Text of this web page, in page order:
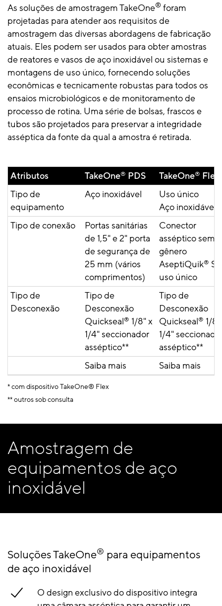
As soluções de amostragem TakeOne® foram
projetadas para atender aos requisitos de
amostragem das diversas abordagens de fabricação
atuais. Eles podem ser usados para obter amostras
de reatores e vasos de aço inoxidável ou sistemas e
montagens de uso único, fornecendo soluções
econômicas e tecnicamente robustas para todos os
ensaios microbiológicos e de monitoramento de
processo de rotina. Uma série de bolsas, frascos e
tubos são projetados para preservar a integridade
asséptica da fonte da qual a amostra é retirada.
Atributos TakeOne® PDS TakeOne® Flex
Tipo de
equipamento
Aço inoxidável
Uso único
Aço inoxidável*
Tipo de conexão
Portas sanitárias
de 1,5" e 2" porta
de segurança de
25 mm (vários
comprimentos)
Conector
asséptico sem
gênero
AseptiQuik® S
uso único
Tipo de
Desconexão
Tipo de
Desconexão
Quickseal® 1/8" x
1/4" seccionador
asséptico**
Tipo de
Desconexão
Quickseal® 1/
1/4"
asséptico**
Saiba mais
Saiba mais
* com dispositivo TakeOne® Flex
** outros sob consulta
Amostragem de
equipamentos de aço
inoxidável
Soluções TakeOne® para equipamentos
de aço inoxidável
O design exclusivo do dispositivo integra